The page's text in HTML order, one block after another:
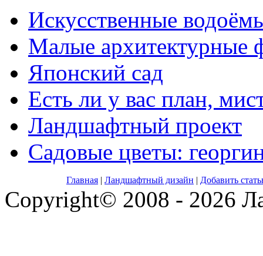
Искусственные
Малые архитектурные
Японский сад
Есть ли у вас план,
Ландшафтный проект
Садовые цветы:
Главная | Ландшафтный дизайн | Добавить
Copyright© 2008 - 2026